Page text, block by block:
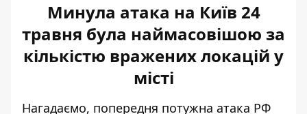
Минула атака на Київ 24
травня була наймасовішою за
кількістю вражених локацій у
місті
Нагадаємо, попередня потужна атака РФ